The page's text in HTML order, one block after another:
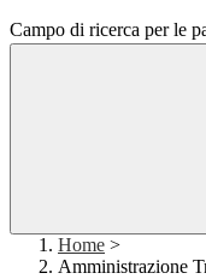
Campo di ricerca per le
Home >
Amministrazione